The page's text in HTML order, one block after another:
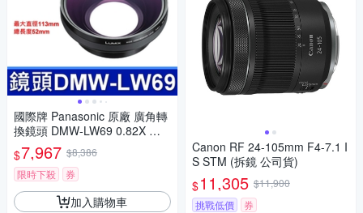
國際牌 Panasonic 原廠 廣角轉
換鏡頭 DMW-LW69 0.82X 相
機 DMC-LC1
$7,967 $8,386
限時下殺
券
加入購物車
Canon RF 24-105mm F4-7.1 I
S STM (拆鏡 公司貨)
$11,305 $11,900
挑戰低價
券